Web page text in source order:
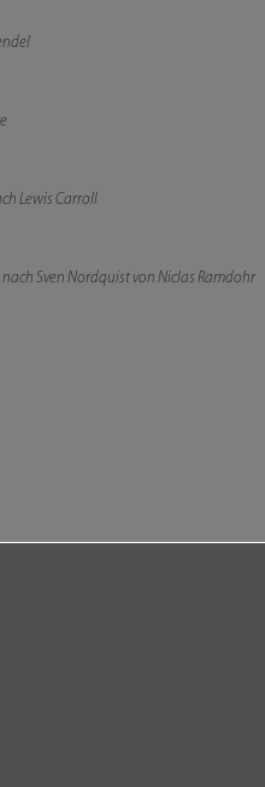
Lewis Carroll
nach Sven Nordquist von Niclas Ramdohr